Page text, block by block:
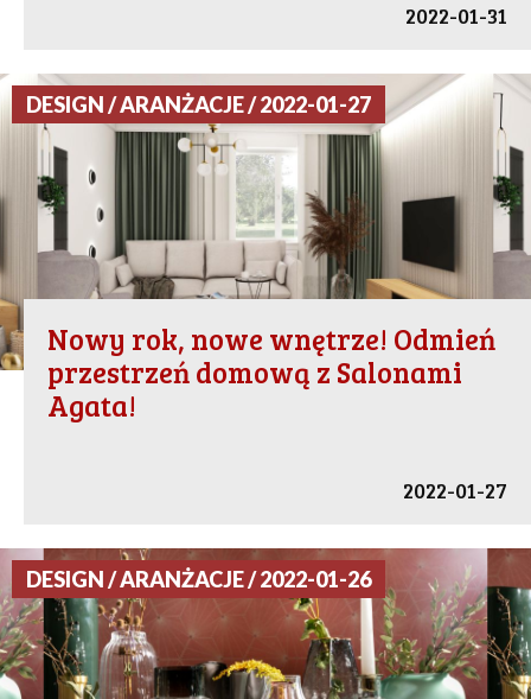
2022-01-31
DESIGN / ARANŻACJE / 2022-01-27
Nowy rok, nowe wnętrze! Odmień
przestrzeń domową z Salonami
Agata!
2022-01-27
DESIGN / ARANŻACJE / 2022-01-26